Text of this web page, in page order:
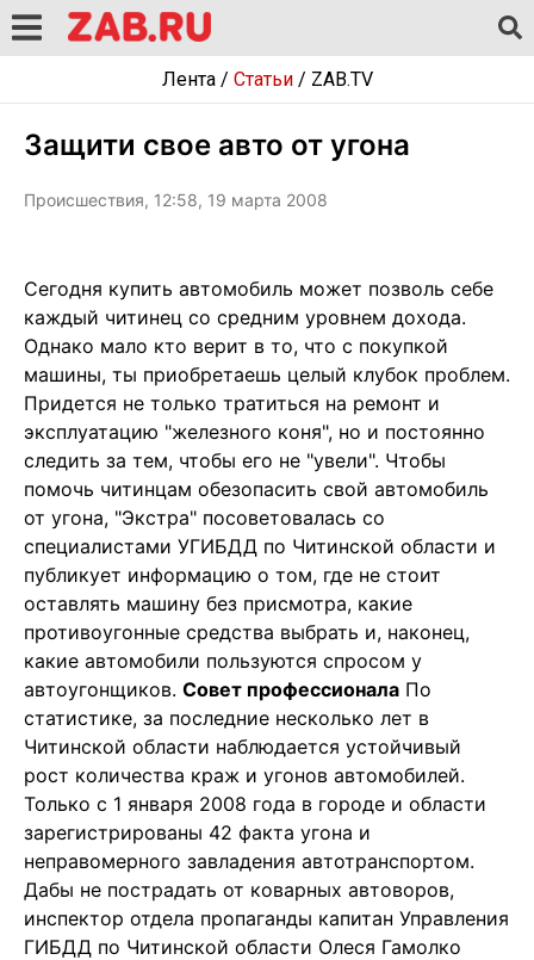
Лента/ Статьи/ ZAB.TV
Защити свое авто от угона
Происшествия, 12:58, 19 марта 2008
Сегодня купить автомобиль может позволь себе
каждый читинец со средним уровнем дохода.
Однако мало кто верит в то, что с покупкой
машины, ты приобретаешь целый клубок проблем.
Придется не только тратиться на ремонт и
эксплуатацию "железного коня", но и постоянно
следить за тем, чтобы его не "увели". Чтобы
помочь читинцам обезопасить свой автомобиль
от угона, "Экстра" посоветовалась со
специалистами УГИБДД по Читинской области и
публикует информацию о том, где не стоит
оставлять машину без присмотра, какие
противоугонные средства выбрать и, наконец,
какие автомобили пользуются спросом у
автоугонщиков. Совет профессионала По
статистике, за последние несколько лет в
Читинской области наблюдается устойчивый
рост количества краж и угонов автомобилей.
Только с 1 января 2008 года в городе и области
зарегистрированы 42 факта угона и
неправомерного завладения автотранспортом.
Дабы не пострадать от коварных автоворов,
инспектор отдела пропаганды капитан Управления
ГИБДД по Читинской области Олеся Гамолко